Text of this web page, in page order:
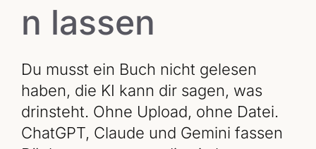
n lassen
Du musst ein Buch nicht gelesen
haben, die KI kann dir sagen, was
drinsteht. Ohne Upload, ohne Datei.
ChatGPT, Claude und Gemini fassen